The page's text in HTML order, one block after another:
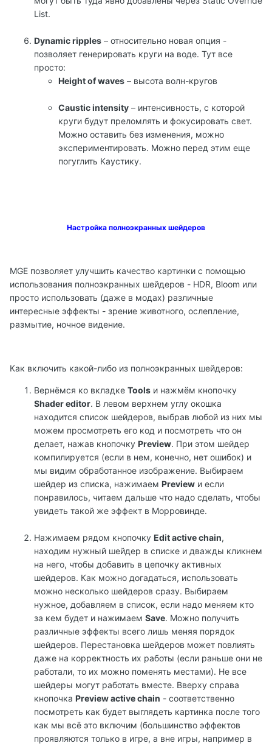
List.
Dynamic ripples – относительно новая опция -
позволяет генерировать круги на воде. Тут все
просто:
Height of waves – высота волн-кругов
Caustic intensity – интенсивность, с которой
круги будут преломлять и фокусировать свет.
Можно оставить без изменения, можно
экспериментировать. Можно перед этим еще
погуглить Каустику.
Настройка полноэкранных шейдеров
MGE позволяет улучшить качество картинки с помощью
использования полноэкранных шейдеров - HDR, Bloom или
просто использовать (даже в модах) различные
интересные эффекты - зрение животного, ослепление,
размытие, ночное видение.
Как включить какой-либо из полноэкранных шейдеров:
Вернёмся ко вкладке Tools и нажмём кнопочку
Shader editor. В левом верхнем углу окошка
находится список шейдеров, выбрав любой из них мы
можем просмотреть его код и посмотреть что он
делает, нажав кнопочку Preview. При этом шейдер
компилируется (если в нем, конечно, нет ошибок) и
мы видим обработанное изображение. Выбираем
шейдер из списка, нажимаем Preview и если
понравилось, читаем дальше что надо сделать, чтобы
увидеть такой же эффект в Морровинде.
Нажимаем рядом кнопочку Edit active chain,
находим нужный шейдер в списке и дважды кликнем
на него, чтобы добавить в цепочку активных
шейдеров. Как можно догадаться, использовать
можно несколько шейдеров сразу. Выбираем
нужное, добавляем в список, если надо меняем кто
за кем будет и нажимаем Save. Можно получить
различные эффекты всего лишь меняя порядок
шейдеров. Перестановка шейдеров может повлиять
даже на корректность их работы (если раньше они не
работали, то их можно поменять местами). Не все
шейдеры могут работать вместе. Вверху справа
кнопочка Preview active chain - соответственно
посмотреть как будет выглядеть картинка после того
как мы всё это включим (большинство эффектов
проявляются только в игре, а вне игры, например в